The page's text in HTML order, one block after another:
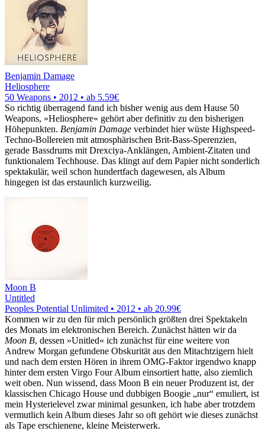
Benjamin Damage
Heliosphere
50 Weapons • 2012 • ab 5.59€
So richtig überragend fand ich bisher wenig aus dem Hause 50
Weapons, »Heliosphere« gehört aber definitiv zu den bisherigen
Höhepunkten. Benjamin Damage verbindet hier wüste Highspeed-
Techno-Bollereien mit atmosphärischen Brit-Bass-Sperenzien,
gerade Bassdrums mit Drexciya-Anklängen, Ambient-Zitaten und
funktionalem Techhouse. Das klingt auf dem Papier nicht sonderlich
spektakulär, weil schon hundertfach dagewesen, als Album
hingegen ist das erstaunlich kurzweilig.
Moon B
Untitled
Peoples Potential Unlimited • 2012 • ab 20.99€
Kommen wir zu den für mich persönlich größten drei Spektakeln
des Monats im elektronischen Bereich. Zunächst hätten wir da
Moon B, dessen »Unitled« ich zunächst für eine weitere von
Andrew Morgan gefundene Obskurität aus den Mitachtzigern hielt
und nach dem ersten Hören in ihrem OMG-Faktor irgendwo knapp
hinter dem ersten Virgo Four Album einsortiert hatte, also ziemlich
weit oben. Nun wissend, dass Moon B ein neuer Produzent ist, der
klassischen Chicago House und dubbigen Boogie „nur“ emuliert, ist
mein Hysterielevel zwar minimal gesunken, ich habe aber trotzdem
vermutlich kein Album dieses Jahr so oft gehört wie dieses zunächst
als Tape erschienene, kleine Meisterwerk.